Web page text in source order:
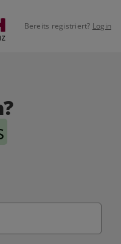
Bereits registriert? Login